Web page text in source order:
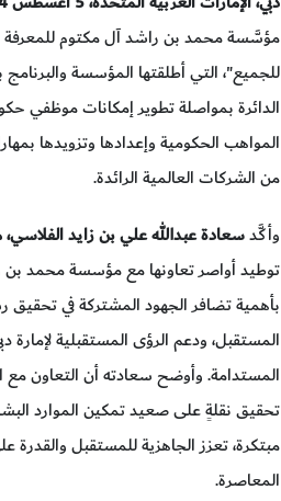
مؤسَّسة محمد بن راشد آل مكتوم للمعرفة
للجميع"، التي أطلقتها المؤسسة
الدائرة بمواصلة تطوير إمكانات موظفي
المواهب الحكومية وإعدادها وتزويدها
من الشركات العالمية الرائدة.
وأكَّدسعادة عبدالله علي بن زايد الفلاسي،
توطيد أواصر تعاونها مع مؤسسة محمد بن
بأهمية تضافر الجهود المشتركة في تحقيق
المستقبل، ودعم الرؤى المستقبلية لإمارة
المستدامة. وأوضح سعادته أن التعاون مع
تحقيق نقلةٍ على صعيد تمكين الموارد
مبتكرة، تعزز الجاهزية للمستقبل
المعاصرة.